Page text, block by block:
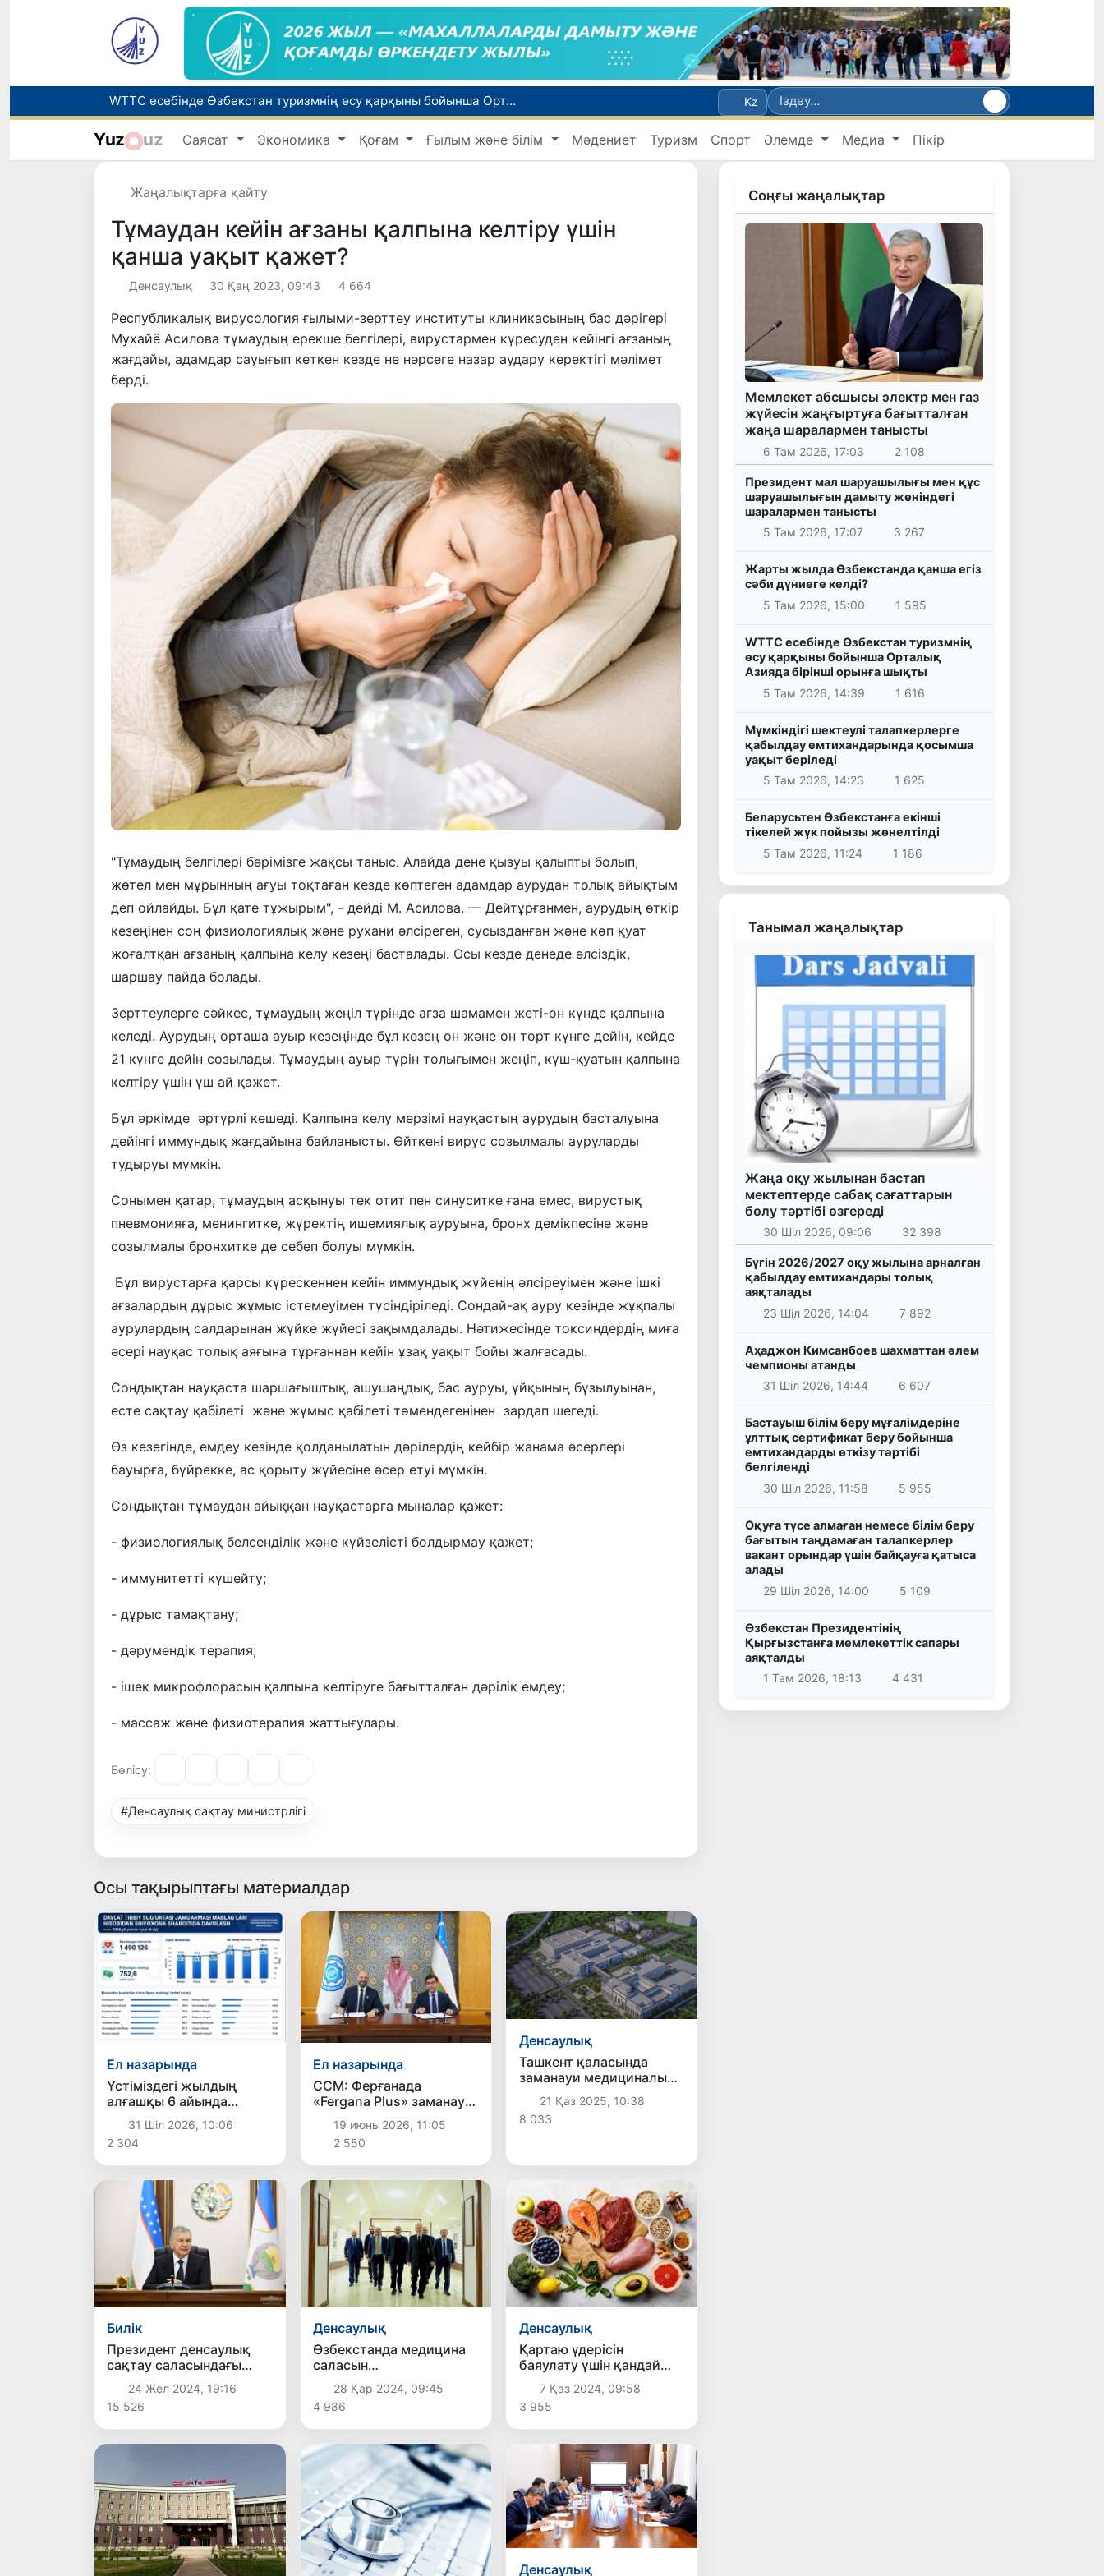
WTTC есебінде Өзбекстан туризмнің өсу қарқыны бойынша Орталық Азияда бірінші орынға шықты
Мүмкіндігі шектеулі талапкерлерге қабылдау емтихандарында қосымша уақыт беріледі
Беларусьтен Өзбекстанға екінші тікелей жүк пойызы жөнелтілді
Жарты жылда Өзбекстанда қанша егіз сәби дүниеге келді?
Kz
Yuz uz Саясат Экономика Қоғам Ғылым және білім Мәдениет Туризм Спорт Әлемде Медиа Пікір
Жаңалықтарға қайту
Тұмаудан кейін ағзаны қалпына келтіру үшін
қанша уақыт қажет?
Денсаулық 30 Қаң 2023, 09:43 4 664
Республикалық вирусология ғылыми-зерттеу институты клиникасының бас дәрігері
Мухайё Асилова тұмаудың ерекше белгілері, вирустармен күресуден кейінгі ағзаның
жағдайы, адамдар сауығып кеткен кезде не нәрсеге назар аудару керектігі мәлімет
берді.
"Тұмаудың белгілері бәрімізге жақсы таныс. Алайда дене қызуы қалыпты болып,
жөтел мен мұрынның ағуы тоқтаған кезде көптеген адамдар аурудан толық айықтым
деп ойлайды. Бұл қате тұжырым", - дейді М. Асилова. — Дейтұрғанмен, аурудың өткір
кезеңінен соң физиологиялық және рухани әлсіреген, сусызданған және көп қуат
жоғалтқан ағзаның қалпына келу кезеңі басталады. Осы кезде денеде әлсіздік,
шаршау пайда болады.
Зерттеулерге сәйкес, тұмаудың жеңіл түрінде ағза шамамен жеті-он күнде қалпына
келеді. Аурудың орташа ауыр кезеңінде бұл кезең он және он төрт күнге дейін, кейде
21 күнге дейін созылады. Тұмаудың ауыр түрін толығымен жеңіп, күш-қуатын қалпына
келтіру үшін үш ай қажет.
Бұл әркімде әртүрлі кешеді. Қалпына келу мерзімі науқастың аурудың басталуына
дейінгі иммундық жағдайына байланысты. Өйткені вирус созылмалы ауруларды
тудыруы мүмкін.
Сонымен қатар, тұмаудың асқынуы тек отит пен синуситке ғана емес, вирустық
пневмонияға, менингитке, жүректің ишемиялық ауруына, бронх демікпесіне және
созылмалы бронхитке де себеп болуы мүмкін.
Бұл вирустарға қарсы күрескеннен кейін иммундық жүйенің әлсіреуімен және ішкі
ағзалардың дұрыс жұмыс істемеуімен түсіндіріледі. Сондай-ақ ауру кезінде жұқпалы
аурулардың салдарынан жүйке жүйесі зақымдалады. Нәтижесінде токсиндердің миға
әсері науқас толық аяғына тұрғаннан кейін ұзақ уақыт бойы жалғасады.
Сондықтан науқаста шаршағыштық, ашушаңдық, бас ауруы, ұйқының бұзылуынан,
есте сақтау қабілеті және жұмыс қабілеті төмендегенінен зардап шегеді.
Өз кезегінде, емдеу кезінде қолданылатын дәрілердің кейбір жанама әсерлері
бауырға, бүйрекке, ас қорыту жүйесіне әсер етуі мүмкін.
Сондықтан тұмаудан айыққан науқастарға мыналар қажет:
- физиологиялық белсенділік және күйзелісті болдырмау қажет;
- иммунитетті күшейту;
- дұрыс тамақтану;
- дәрумендік терапия;
- ішек микрофлорасын қалпына келтіруге бағытталған дәрілік емдеу;
- массаж және физиотерапия жаттығулары.
Бөлісу:
#Денсаулық сақтау министрлігі
Осы тақырыптағы материалдар
Ел назарында
Үстіміздегі жылдың
алғашқы 6 айында
мемлекеттік
медициналық
сақтандыру есебінен 1
млн 490 мың 126 науқас
емделді
31 Шіл 2026, 10:06
2 304
Ел назарында
ССМ: Ферғанада
«Fergana Plus» заманауи
медициналық білім беру
кластері құрылады
19 июнь 2026, 11:05
2 550
Денсаулық
Ташкент қаласында
заманауи медициналық
кластер құрылады
21 Қаз 2025, 10:38
8 033
Билік
Президент денсаулық
сақтау саласындағы
жетістіктер және
жоспарлармен танысты
24 Жел 2024, 19:16
15 526
Денсаулық
Өзбекстанда медицина
саласын
трансформациялауда
түркиялық мамандар
жақыннан көмектеседі
28 Қар 2024, 09:45
4 986
Денсаулық
Қартаю үдерісін
баяулату үшін қандай
тамақтану қажет?
7 Қаз 2024, 09:58
3 955
Денсаулық
Соңғы жаңалықтар
Мемлекет абсшысы электр мен газ
жүйесін жаңғыртуға бағытталған
жаңа шаралармен танысты
6 Там 2026, 17:03 2 108
Президент мал шаруашылығы мен құс
шаруашылығын дамыту жөніндегі
шаралармен танысты
5 Там 2026, 17:07
3 267
Жарты жылда Өзбекстанда қанша егіз
сәби дүниеге келді?
5 Там 2026, 15:00
1 595
WTTC есебінде Өзбекстан туризмнің
өсу қарқыны бойынша Орталық
Азияда бірінші орынға шықты
5 Там 2026, 14:39
1 616
Мүмкіндігі шектеулі талапкерлерге
қабылдау емтихандарында қосымша
уақыт беріледі
5 Там 2026, 14:23
1 625
Беларусьтен Өзбекстанға екінші
тікелей жүк пойызы жөнелтілді
5 Там 2026, 11:24
1 186
Танымал жаңалықтар
Жаңа оқу жылынан бастап
мектептерде сабақ сағаттарын
бөлу тәртібі өзгереді
30 Шіл 2026, 09:06 32 398
Бүгін 2026/2027 оқу жылына арналған
қабылдау емтихандары толық
аяқталады
23 Шіл 2026, 14:04
7 892
Аҳаджон Кимсанбоев шахматтан әлем
чемпионы атанды
31 Шіл 2026, 14:44
6 607
Бастауыш білім беру мұғалімдеріне
ұлттық сертификат беру бойынша
емтихандарды өткізу тәртібі
белгіленді
30 Шіл 2026, 11:58
5 955
Оқуға түсе алмаған немесе білім беру
бағытын таңдамаған талапкерлер
вакант орындар үшін байқауға қатыса
алады
29 Шіл 2026, 14:00
5 109
Өзбекстан Президентінің
Қырғызстанға мемлекеттік сапары
аяқталды
1 Там 2026, 18:13
4 431